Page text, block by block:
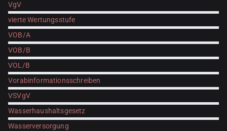
VgV
vierte Wertungsstufe
VOB/A
VOB/B
VOL/B
Vorabinformationsschreiben
VSVgV
Wasserhaushaltsgesetz
Wasserversorgung